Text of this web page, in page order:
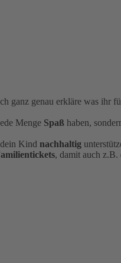
ganz genau erkläre was ihr
Menge Spaß haben,
Kind nachhaltig
, damit auch z.B.